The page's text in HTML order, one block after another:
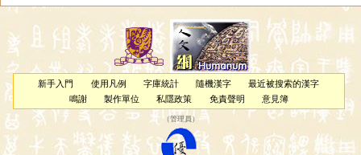
新手入門 使用凡例 字庫統計 隨機漢字
最近被搜索的漢字
鳴謝
製作單位 私隱政策 免責聲明 意見簿
（管理員 ）